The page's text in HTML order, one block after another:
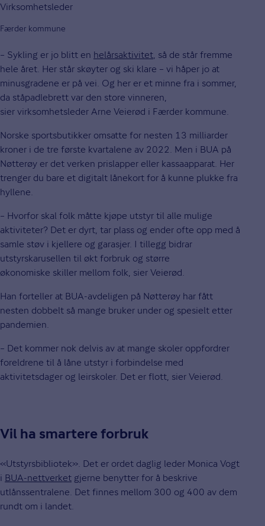
Virksomhetsleder
Færder kommune
– Sykling er jo blitt en helårsaktivitet , så de står fremme
hele året. Her står skøyter og ski klare – vi håper jo at
minusgradene er på vei. Og her er et minne fra i sommer,
da ståpadlebrett var den store vinneren,
sier virksomhetsleder Arne Veierød i Færder kommune.
Norske sportsbutikker omsatte for nesten 13 milliarder
kroner i de tre første kvartalene av 2022. Men i BUA på
Nøtterøy er det verken prislapper eller kassaapparat. Her
trenger du bare et digitalt lånekort for å kunne plukke fra
hyllene.
– Hvorfor skal folk måtte kjøpe utstyr til alle mulige
aktiviteter? Det er dyrt, tar plass og ender ofte opp med å
samle støv i kjellere og garasjer. I tillegg bidrar
utstyrskarusellen til økt forbruk og større
økonomiske skiller mellom folk, sier Veierød.
Han forteller at BUA-avdeligen på Nøtterøy har fått
nesten dobbelt så mange bruker under og spesielt etter
pandemien.
– Det kommer nok delvis av at mange skoler oppfordrer
foreldrene til å låne utstyr i forbindelse med
aktivitetsdager og leirskoler. Det er flott, sier Veierød.
Vil ha smartere forbruk
«Utstyrsbibliotek». Det er ordet daglig leder Monica Vogt
i BUA-nettverket gjerne benytter for å beskrive
utlånssentralene. Det finnes mellom 300 og 400 av dem
rundt om i landet.